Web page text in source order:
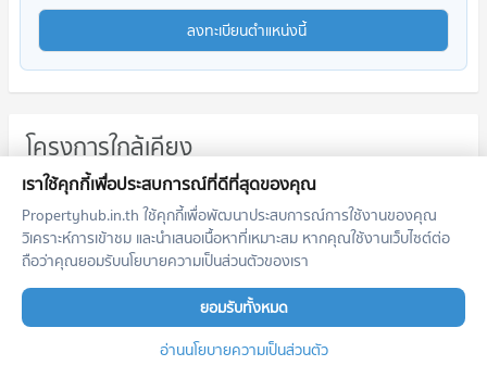
ลงทะเบียนตำแหน่งนี้
โครงการใกล้เคียง
LANDMARK AT KASETSART TSH STATION
แลนด์มาร์ค แอท เกษตรศาสตร์ ทุ่งสองห้อง สเตชั่น
IRA Residences Ngamwongwan
ไอรา เรสซิเดนซ์ งามวงศ์วาน
เมืองนนทบุรี นนทบุรี
เราใช้คุกกี้เพื่อประสบการณ์ที่ดีที่สุดของคุณ
Propertyhub.in.th ใช้คุกกี้เพื่อพัฒนาประสบการณ์การใช้งานของคุณ
วิเคราะห์การเข้าชม และนำเสนอเนื้อหาที่เหมาะสม หากคุณใช้งานเว็บไซต์ต่อ
ถือว่าคุณยอมรับนโยบายความเป็นส่วนตัวของเรา
ยอมรับทั้งหมด
อ่านนโยบายความเป็นส่วนตัว